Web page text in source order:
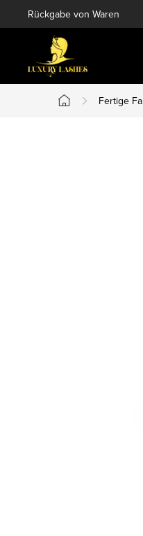
Inhalt
Rückgabe von Waren
Startseite
Fertige